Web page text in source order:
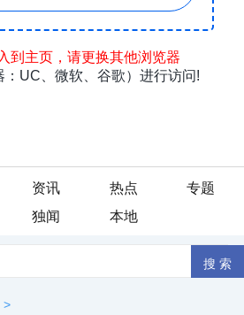
资讯 热点
专题
独闻 本地
>